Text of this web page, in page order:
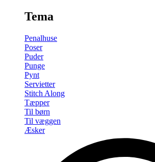
Tema
Penalhuse
Poser
Puder
Punge
Pynt
Servietter
Stitch Along
Tæpper
Til børn
Til væggen
Æsker